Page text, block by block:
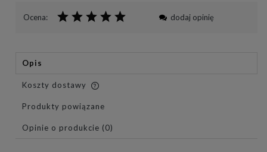
Ocena: dodaj opinię
Opis
Koszty dostawy
Cena nie zawiera ewentualnych kosztów płatności
Produkty powiązane
Opinie o produkcie (0)